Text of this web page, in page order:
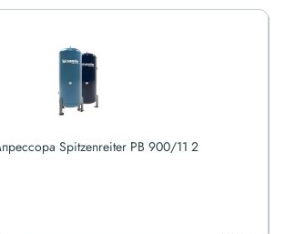
Spitzenreiter РВ 900/11 2